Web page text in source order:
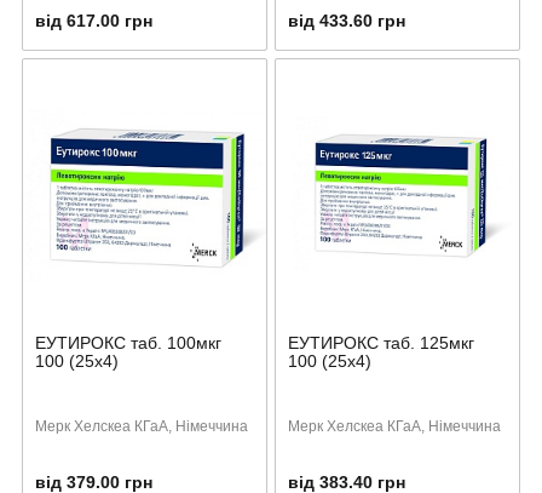
від 617.00 грн від 433.60 грн
ЕУТИРОКС таб. 100мкг
100 (25х4)
Мерк Хелскеа КГаА, Німеччина
від 379.00 грн
ЕУТИРОКС таб. 125мкг
100 (25х4)
Мерк Хелскеа КГаА, Німеччина
від 383.40 грн